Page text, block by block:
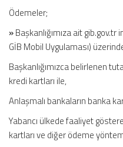
Ödemeler;
»Başkanlığımıza ait
GİB Mobil Uygulaması)
Başkanlığımızca belirlenen
kredi kartları ile,
Anlaşmalı bankaların banka
Yabancı ülkede faaliyet
kartları ve diğer ödeme